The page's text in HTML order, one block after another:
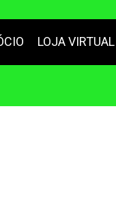
LOJA VIRTUAL